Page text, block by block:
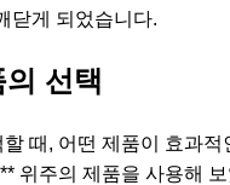
닫게 되었습니다.
선택
때, 어떤 제품이 효과적
위주의 제품을 사용해